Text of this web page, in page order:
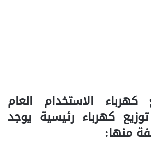
كهرباء الاستخدام العام
كهرباء رئيسية يوجد
منها: